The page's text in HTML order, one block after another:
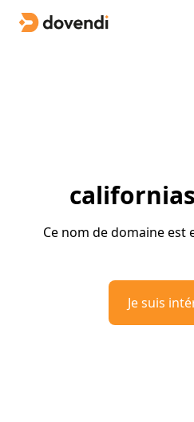
Ce nom de domaine est
Je suis